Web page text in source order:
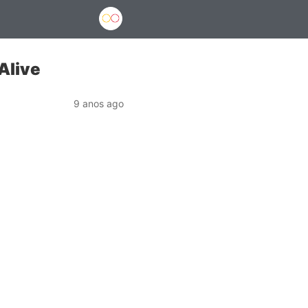
9 anos ago